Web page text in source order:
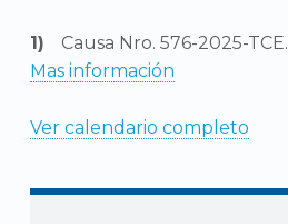
Causa Nro. 576-2025-TCE.
Mas información
Ver calendario completo